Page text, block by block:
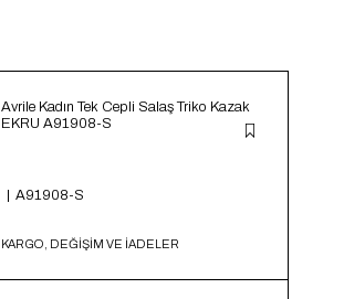
Avrile Kadın Tek Cepli Salaş Triko Kazak
EKRU A91908-S
A91908-S
KARGO, DEĞİŞİM VE İADELER